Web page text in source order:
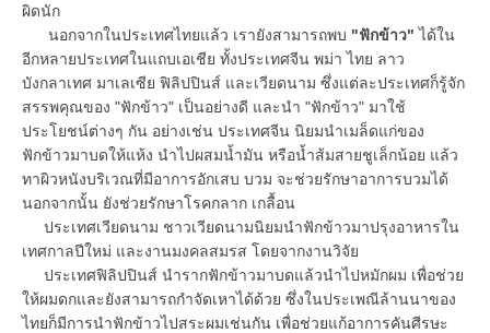
ผิดนัก
นอกจากในประเทศไทยแล้ว เรายังสามารถพบ "ฟักข้าว" ได้ใน
อีกหลายประเทศในแถบเอเชีย ทั้งประเทศจีน พม่า ไทย ลาว
บังกลาเทศ มาเลเซีย ฟิลิปปินส์ และเวียดนาม ซึ่งแต่ละประเทศก็รู้จัก
สรรพคุณของ "ฟักข้าว" เป็นอย่างดี และนำ "ฟักข้าว" มาใช้
ประโยชน์ต่างๆ กัน อย่างเช่น ประเทศจีน นิยมนำเมล็ดแก่ของ
ฟักข้าวมาบดให้แห้ง นำไปผสมน้ำมัน หรือน้ำส้มสายชูเล็กน้อย แล้ว
ทาผิวหนังบริเวณที่มีอาการอักเสบ บวม จะช่วยรักษาอาการบวมได้
นอกจากนั้น ยังช่วยรักษาโรคกลาก เกลื้อน
ประเทศเวียดนาม ชาวเวียดนามนิยมนำฟักข้าวมาปรุงอาหารใน
เทศกาลปีใหม่ และงานมงคลสมรส โดยจากงานวิจัย
ประเทศฟิลิปปินส์ นำรากฟักข้าวมาบดแล้วนำไปหมักผม เพื่อช่วย
ให้ผมดกและยังสามารถกำจัดเหาได้ด้วย ซึ่งในประเพณีล้านนาของ
ไทยก็มีการนำฟักข้าวไปสระผมเช่นกัน เพื่อช่วยแก้อาการคันศีรษะ